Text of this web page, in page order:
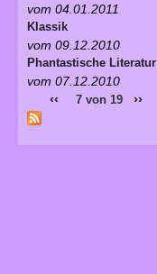
vom 04.01.2011
Klassik
vom 09.12.2010
Phantastische Literatur
vom 07.12.2010
‹‹ 7 von 19 ››